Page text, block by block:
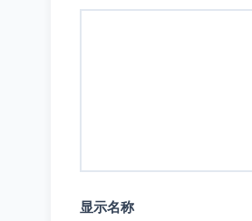
显示名称